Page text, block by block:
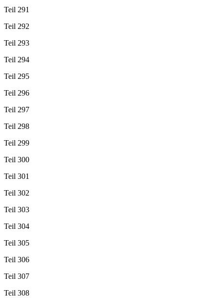
Teil 291
Teil 292
Teil 293
Teil 294
Teil 295
Teil 296
Teil 297
Teil 298
Teil 299
Teil 300
Teil 301
Teil 302
Teil 303
Teil 304
Teil 305
Teil 306
Teil 307
Teil 308